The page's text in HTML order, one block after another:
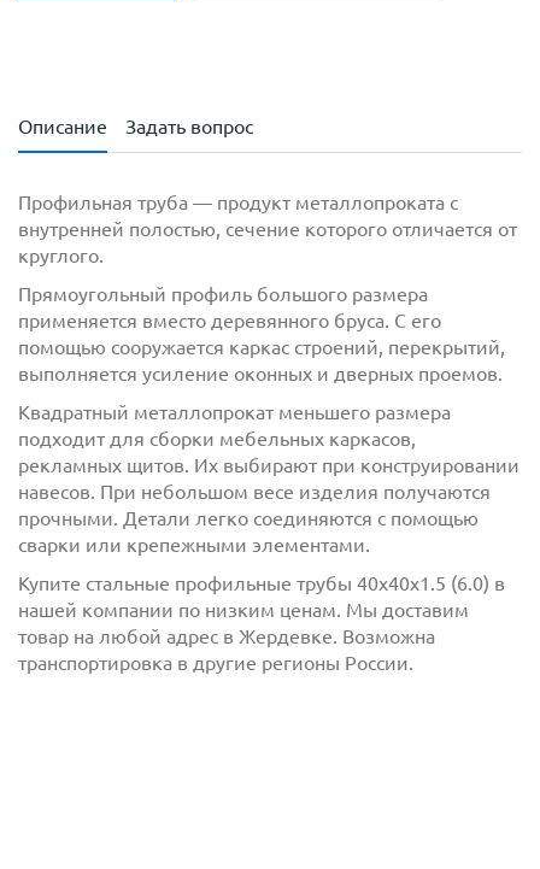
Описание Задать вопрос
сполитикой обработки персональных данных
ознакомлен(-а) и даюсогласиена обработку
персональных данных
сполитикой конфиденциальности ознакомлен(-а)
и даю согласие
Профильная труба — продукт металлопроката с
внутренней полостью, сечение которого отличается от
круглого.
Прямоугольный профиль большого размера
применяется вместо деревянного бруса. С его
помощью сооружается каркас строений, перекрытий,
выполняется усиление оконных и дверных проемов.
Квадратный металлопрокат меньшего размера
подходит для сборки мебельных каркасов,
рекламных щитов. Их выбирают при конструировании
навесов. При небольшом весе изделия получаются
прочными. Детали легко соединяются с помощью
сварки или крепежными элементами.
Купите стальные профильные трубы 40х40х1.5 (6.0) в
нашей компании по низким ценам. Мы доставим
товар на любой адрес в Жердевке. Возможна
транспортировка в другие регионы России.